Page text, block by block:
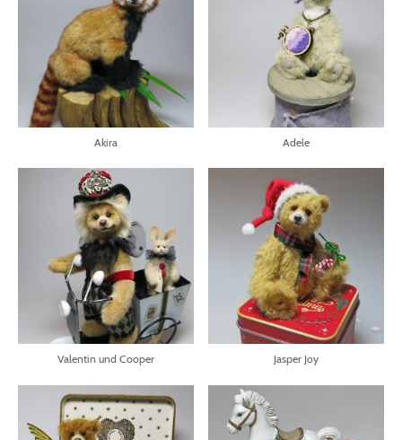
Akira Adele
Valentin und Cooper Jasper Joy